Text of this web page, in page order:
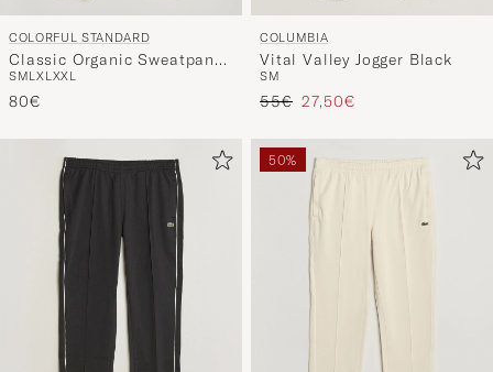
COLORFUL STANDARD
Classic Organic Sweatpants
Dusty Olive
SMLXLXXL
80€
COLUMBIA
Vital Valley Jogger Black
SM
Regulärer Preis
55€ Reduzierter Preis
27,50€
50%